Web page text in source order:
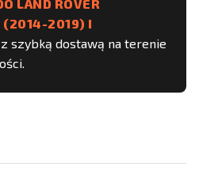
LAND ROVER
(2014-2019) I
z szybką dostawą na terenie